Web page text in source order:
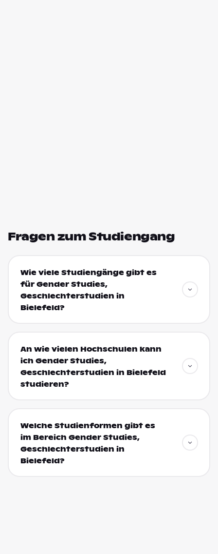
Fragen zum Studiengang
Wie viele Studiengänge gibt es
für Gender Studies,
Geschlechterstudien in
Bielefeld?
An wie vielen Hochschulen kann
ich Gender Studies,
Geschlechterstudien in Bielefeld
studieren?
Welche Studienformen gibt es
im Bereich Gender Studies,
Geschlechterstudien in
Bielefeld?